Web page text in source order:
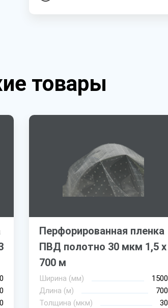
товары
Перфорированная пленка
ПВД полотно 30 мкм 1,5 х
700 м
Ширина (мм)
1500
Длина (м)
700
Толщина (мкм)
30